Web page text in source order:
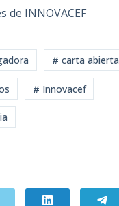
de INNOVACEF
# carta abierta
# Innovacef